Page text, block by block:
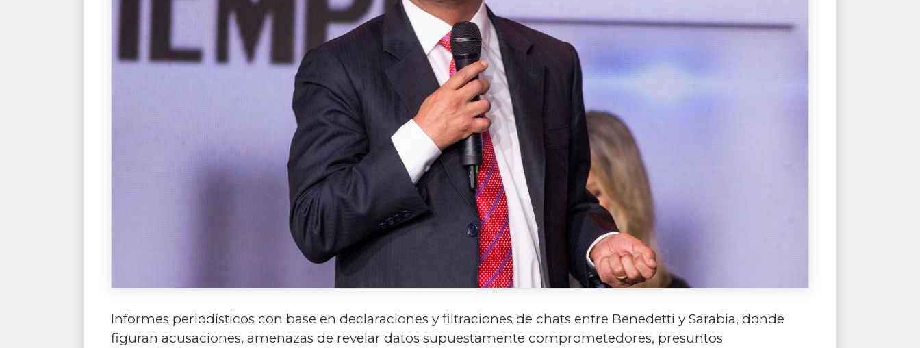
Informes periodísticos con base en declaraciones y filtraciones de chats entre Benedetti y Sarabia, donde
figuran acusaciones, amenazas de revelar datos supuestamente comprometedores, presuntos